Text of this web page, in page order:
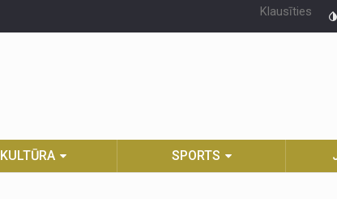
Klausīties
KULTŪRA SPORTS